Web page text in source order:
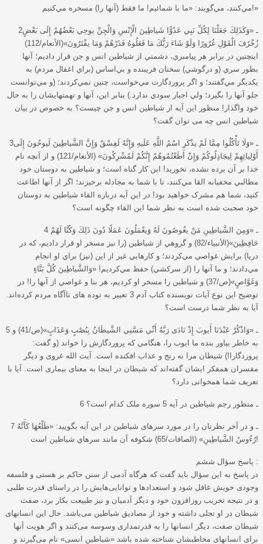
مي‌کنند، مي‌گويند: «ما با شمائيم! ما فقط (آنها را) مسخره مي‌کنيم!»
2ـ «وَكَذَلِكَ جَعَلْنَا لِكُلِّ نَبِي عَدُوًّا شَياطِينَ الْإِنْسِ وَالْجِنِّ يوحِي بَعْضُهُمْ إِلَى بَعْضٍ
زُخْرُفَ الْقَوْلِ غُرُورًا وَلَوْ شَاءَ رَبُّكَ مَا فَعَلُوهُ فَذَرْهُمْ وَمَا يفْتَرُونَ»(الأنعام/112)
اينچنين در برابر هر پيامبري، دشمني از شياطين انس و جن قرار داديم؛ آنها
بطور سري (و درگوشي) سخنان فريبنده و بي‌اساس (براي اغفال مردم) به
يکديگر مي‌گفتند؛ و اگر پروردگارت مي‌خواست، چنين نمي‌کردند؛ (و مي‌توانست
جلو آنها را بگيرد؛ ولي اجبار سودي ندارد.) بنابر اين، آنها و تهمتهايشان را به حال
خود واگذار! منظور این آیه از شیاطین انس و جن چیست؟ به خصوص در بیان
شیاطین انس چه می توان گفت؟
3ـ «وَلَا تَأْكُلُوا مِمَّا لَمْ يذْكَرِ اسْمُ اللَّهِ عَلَيهِ وَإِنَّهُ لَفِسْقٌ وَإِنَّ الشَّياطِينَ لَيوحُونَ إِلَى
أَوْلِيائِهِمْ لِيجَادِلُوكُمْ وَإِنْ أَطَعْتُمُوهُمْ إِنَّكُمْ لَمُشْرِكُونَ» (الأنعام/121) و از آنچه نام
خدا بر آن برده نشده، نخوريد! اين کار گناه است؛ و شياطين به دوستان خود
مطالبي مخفيانه القا مي‌کنند، تا با شما به مجادله برخيزند؛ اگر از آنها اطاعت
کنيد، شما هم مشرک خواهيد بود! در این آیه درباره القاء شیاطین به دوستان
خود صحبت شده است به نظر شما این القاء چگونه است؟
4 ـ «وَمِنَ الشَّياطِينِ مَنْ يغُوصُونَ لَهُ وَيعْمَلُونَ عَمَلًا دُونَ ذَلِكَ وَكُنَّا لَهُمْ
حَافِظِينَ»(الأنبياء/82) و گروهي از شياطين (را نيز مسخر او قرار داديم، که در
دريا) برايش غواصي مي‌کردند؛ و کارهايي غير از اين (نيز) براي او انجام
مي‌دادند؛ و ما آنها را (از سرکشي) حفظ مي‌کرديم! «وَالشَّياطِينَ كُلَّ بَنَّاءٍ
وَغَوَّاصٍ»(ص/37) و شياطين را مسخر او کرديم، هر بنا و غواصي از آنها را! در
توضیح این نوع آیات نویسنده کتاب آدم 3 تعبیر به توده های ناآگاه مردم کرده‌اند.
آیا به نظر شما درست است؟
5 ـ «وَاذْكُرْ عَبْدَنَا أَيوبَ إِذْ نَادَى رَبَّهُ أَنِّي مَسَّنِي الشَّيطَانُ بِنُصْبٍ وَعَذَابٍ»(ص/41) و
به خاطر بياور بنده ما ايوب را، هنگامي که پروردگارش را خواند (و گفت:
پروردگارا!) شيطان مرا به رنج و عذاب افکنده است. آیت الله غروی و دیگر
مفسران همفکر ایشان گفته‌اند که شیطان در اینجا به معنای بیماری است. آیا با
تعریف شما همخوانی دارد؟
6 ـ منظور رجم شیاطین در آیه 5 سوره ملک کدام است؟
7 ـ و در آخر نظرتان را در مورد سرهای شیاطین در این آیه بگویید: «طَلْعُهَا كَأَنَّهُ
رُءُوسُ الشَّياطِينِ» (الصافات/65) شکوفه آن مانند سرهاي شياطين است!
پاسخ سؤال ششم :
در پاسخ به این سؤال باید گفت که هرگاه آدمی از سنن حاکم بر هستی و فلسفه
وجودی خویش غافل شود و استعدادها و توانایی‌هایش را در راستای قدرت طلبی
و در نتیجه تخریب روزافزون خود و دیگر آدمیان و نیز طبیعت بکار برد، صفت
شیطان در او تجلی داشته و خود از مصادیق شیاطین می‌باشد. حال این انسانهای
شیطان صفت، دیگر انسانها را به قدرتمداری وسوسه می‌کنند و اگر هویت آنها
برای انسانهای مخاطبشان شناخته شده باشد «شیاطین انسی» نام می‌گیرند و